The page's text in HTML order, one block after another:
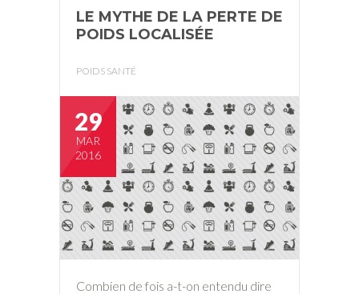
LE MYTHE DE LA PERTE DE
POIDS LOCALISÉE
POIDS SANTÉ
29
MAR
2016
Combien de fois a-t-on entendu dire